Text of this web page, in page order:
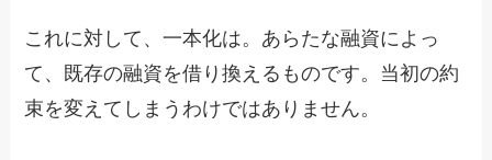
これに対して、一本化は。あらたな融資によっ
て、既存の融資を借り換えるものです。当初の約
束を変えてしまうわけではありません。